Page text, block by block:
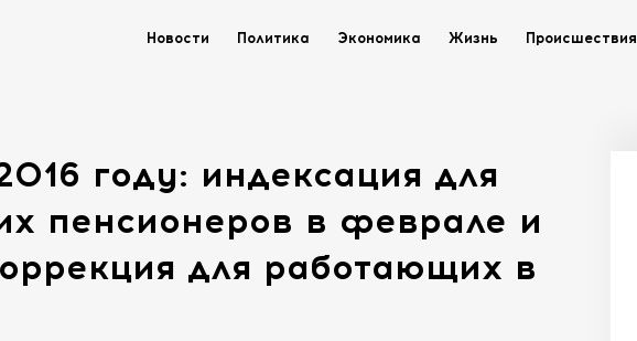
Новости Политика Экономика Жизнь Происшествия
году: индексация для
пенсионеров в феврале и
для работающих в